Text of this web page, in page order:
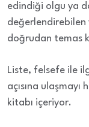
edindiği olgu ya
değerlendirebilen
doğrudan temas
Liste, felsefe ile
açısına
kitabı içeriyor.